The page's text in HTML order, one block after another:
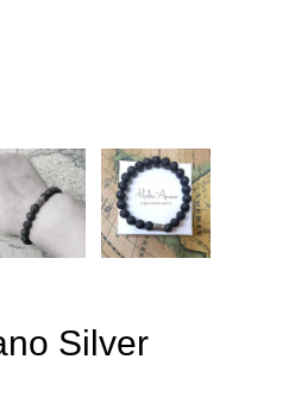
Silver